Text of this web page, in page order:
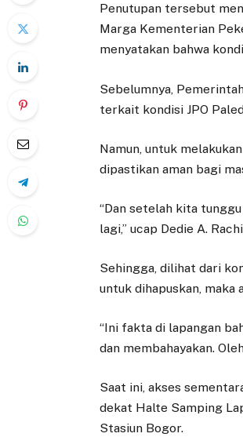
Penutupan tersebut
Marga Kementerian
menyatakan bahwa
Sebelumnya,
terkait kondisi JPO
Namun, untuk
dipastikan aman bagi
“Dan setelah kita
lagi,” ucap Dedie A.
Sehingga, dilihat dari
untuk dihapuskan, maka
“Ini fakta di lapangan
dan membahayakan.
Saat ini, akses
dekat Halte Samping
Stasiun Bogor.